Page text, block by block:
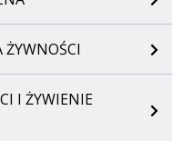
I ŻYWIENIE